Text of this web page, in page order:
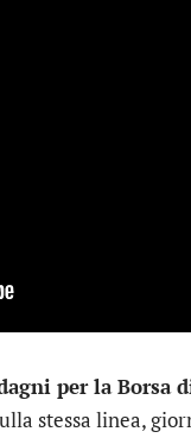
per la Borsa
stessa linea,